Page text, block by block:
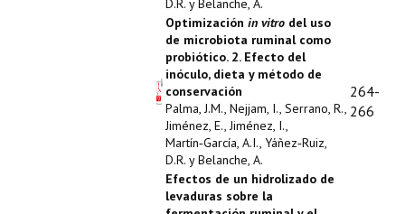
D.R. y Belanche, A.
Optimización in vitro del uso
de microbiota ruminal como
probiótico. 2. Efecto del
inóculo, dieta y método de
conservación
Palma, J.M., Nejjam, I., Serrano, R.,
Jiménez, E., Jiménez, I.,
Martín‑García, A.I., Yáñez‑Ruiz,
D.R. y Belanche, A.
264-
266
Efectos de un hidrolizado de
levaduras sobre la